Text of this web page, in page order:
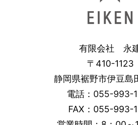
有限会社 永
〒410-1123
静岡県裾野市伊豆島
電話： 055-993-
FAX：055-993-